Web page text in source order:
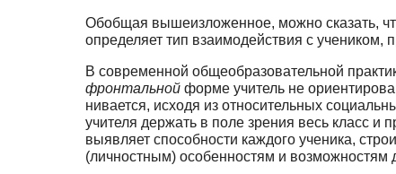
Обобщая вышеизложенное, можно сказать,
определяет тип взаимодействия с
В современной общеобразовательной
фронтальной форме учитель не
нивается, исходя из относительных
учителя держать в поле зрения весь класс и
выявляет способности каждого ученика,
(личностным) особенностям и возможностям